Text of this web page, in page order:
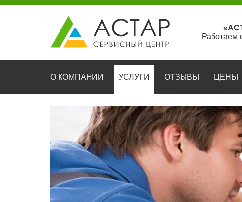
Работаем
О КОМПАНИИ УСЛУГИ ОТЗЫВЫ ЦЕНЫ